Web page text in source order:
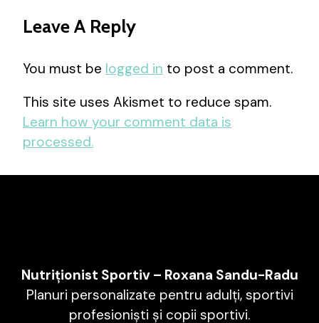
Leave A Reply
You must be logged in to post a comment.
This site uses Akismet to reduce spam.
Learn how your comment data is
processed.
Nutriționist Sportiv – Roxana Sandu-Radu
Planuri personalizate pentru adulți, sportivi
profesioniști și copii sportivi.